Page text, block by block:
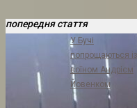
попередня стаття
У Бучі
попрощаються із
воїном Андрієм
Йовенком